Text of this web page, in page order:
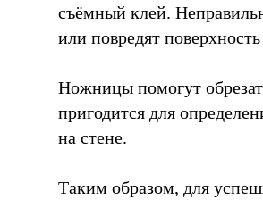
съёмный клей.
или повредят
Ножницы помогут
пригодится для
на стене.
Таким образом, для